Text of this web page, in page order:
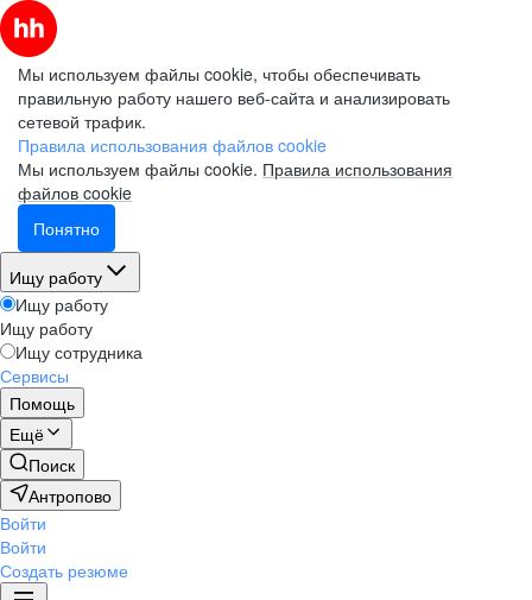
Мы используем файлы cookie, чтобы обеспечивать
правильную работу нашего веб-сайта и анализировать
сетевой трафик.
Правила использования файлов cookie
Мы используем файлы cookie. Правила использования
файлов cookie
Понятно
Ищу работу
Ищу работу
Ищу работу
Ищу сотрудника
Сервисы
Помощь
Ещё
Поиск
Антропово
Войти
Войти
Создать резюме